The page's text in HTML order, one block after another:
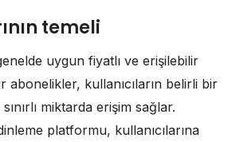
temeli
uygun fiyatlı ve erişilebilir
abonelikler, kullanıcıların belirli bir
miktarda erişim sağlar.
platformu, kullanıcılarına